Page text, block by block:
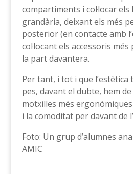
compartiments i col·locar
grandària, deixant els més
posterior (en contacte amb
col·locant els accessoris
la part davantera.
Per tant, i tot i que
pes, davant el dubte, hem
motxilles més
i la comoditat per davant de
Foto: Un grup d’alumnes
AMIC